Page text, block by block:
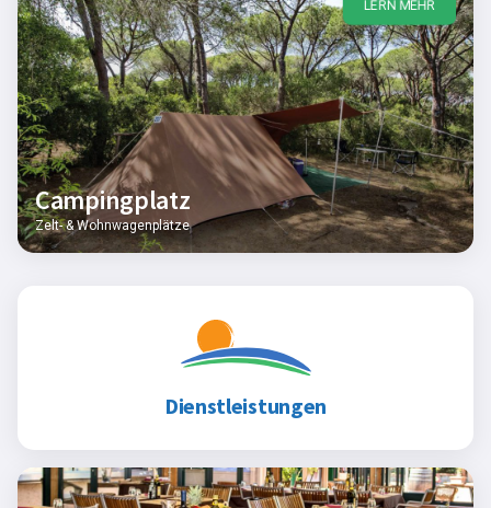
LERN MEHR
Campingplatz
Zelt- & Wohnwagenplätze
Dienstleistungen